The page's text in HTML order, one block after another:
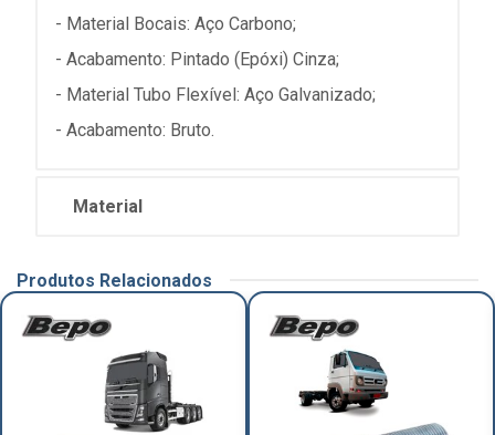
- Material Bocais: Aço Carbono;
- Acabamento: Pintado (Epóxi) Cinza;
- Material Tubo Flexível: Aço Galvanizado;
- Acabamento: Bruto.
Material
Produtos Relacionados